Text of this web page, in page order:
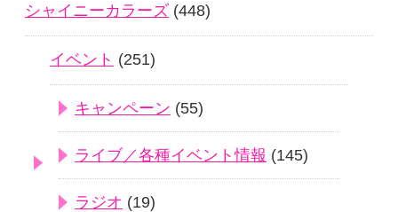
シャイニーカラーズ (448)
イベント (251)
キャンペーン (55)
ライブ／各種イベント情報 (145)
ラジオ (19)